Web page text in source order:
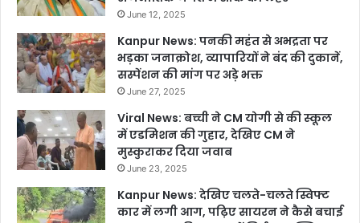
June 12, 2025
Kanpur News: पनकी महंत से अभद्रता पर
भड़का जनाक्रोश, व्यापारियों ने बंद की दुकानें,
सस्पेंशन की मांग पर अड़े भक्त
June 27, 2025
Viral News: बच्ची ने CM योगी से की स्कूल
में एडमिशन की गुहार, देखिए CM ने
मुस्कुराकर दिया जवाब
June 23, 2025
Kanpur News: देखिए चलते-चलते स्विफ्ट
कार में लगी आग, पढ़िए सायरन ने कैसे बचाई